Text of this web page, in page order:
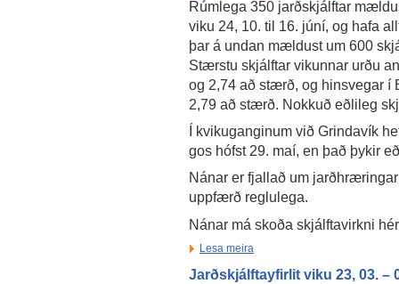
Rúmlega 350 jarðskjálftar
viku 24, 10. til 16. júní, og hafa
þar á undan mældust um 600
Stærstu skjálftar vikunnar urðu
og 2,74 að stærð, og hinsvegar í
2,79 að stærð. Nokkuð eðlileg
Í kvikuganginum við Grindavík
gos hófst 29. maí, en það þykir
Nánar er fjallað um
uppfærð reglulega.
Nánar má skoða skjálftavirkni
Lesa meira
Jarðskjálftayfirlit viku 23, 03. –